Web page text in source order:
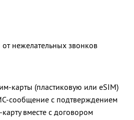
нежелательных звонков
карты (пластиковую или eSIM)
сообщение с подтверждением
вместе с договором